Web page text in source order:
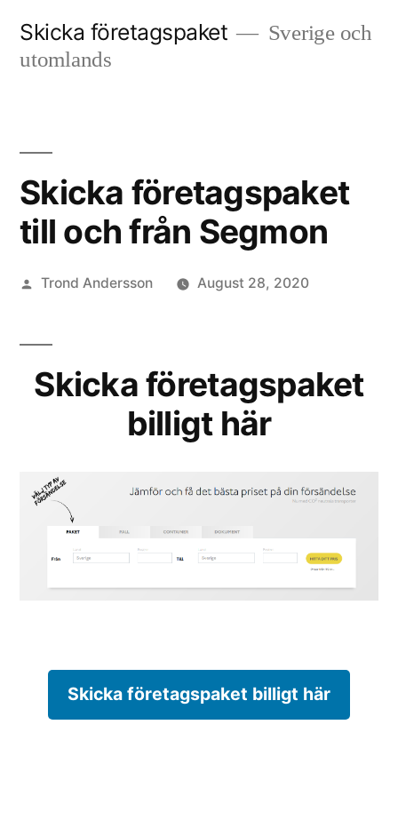
Skicka företagspaket
Sverige och
utomlands
Skicka företagspaket
till och från Segmon
Posted
Trond Andersson August 28, 2020
Skicka företagspaket
billigt här
Skicka företagspaket billigt här